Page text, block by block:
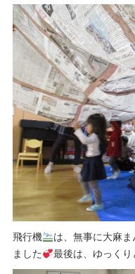
飛行機
は、無事に大麻
ました
最後は、ゆっく